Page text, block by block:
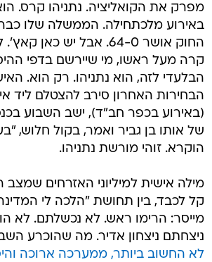
מפרק את הקואליציה. נתניהו קרס.
באירוע מלכתחילה. הממשלה שלו
החוק אושר 64-0. אבל יש
קרה מעל ראשו, מי שיירשם בדפי
הבלעדי לזה, הוא נתניהו. רק הוא.
הבחירות האחרון סירב להצטלם ליד
(באירוע בכפר חב"ד), ישב השבוע
של אותו בן גביר ואמר, בקול חלוש,
הוקרא. זוהי מורשת נתניהו.
מילה אישית למיליוני האזרחים שמצב
קל לכבד, בין תחושת "הלכה לי
מייסר: הרימו ראש. לא נכשלתם. לא
ניצחתם ניצחון אדיר. מה שהוכרע
לא החשוב ביותר, ממערכה ארוכה